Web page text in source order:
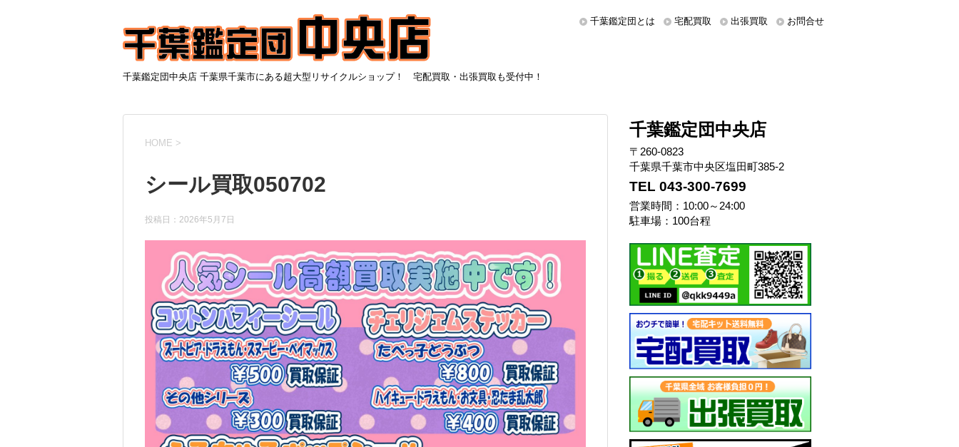
千葉鑑定団中央店 千葉県千葉市にある超大型リサイクルショップ！ 宅配買取・出張買取も受付中！
千葉鑑定団とは 宅配買取 出張買取 お問合せ
HOME >
シール買取050702
投稿日： 2026年5月7日
千葉鑑定団中央店
〒260-0823
千葉県千葉市中央区塩田町385-2
TEL 043-300-7699
営業時間：10:00～24:00
駐車場：100台程